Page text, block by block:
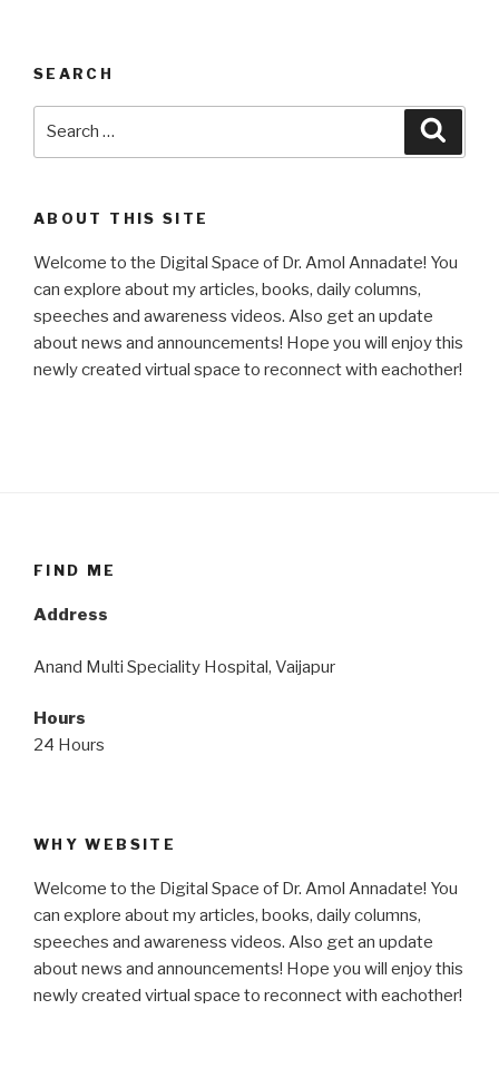
SEARCH
ABOUT THIS SITE
Welcome to the Digital Space of Dr. Amol Annadate! You
can explore about my articles, books, daily columns,
speeches and awareness videos. Also get an update
about news and announcements! Hope you will enjoy this
newly created virtual space to reconnect with eachother!
FIND ME
Address
Anand Multi Speciality Hospital, Vaijapur
Hours
24 Hours
WHY WEBSITE
Welcome to the Digital Space of Dr. Amol Annadate! You
can explore about my articles, books, daily columns,
speeches and awareness videos. Also get an update
about news and announcements! Hope you will enjoy this
newly created virtual space to reconnect with eachother!